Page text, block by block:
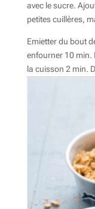
avec le sucre.
petites cuillères,
Emietter du bout
enfourner 10 min.
la cuisson 2 min.